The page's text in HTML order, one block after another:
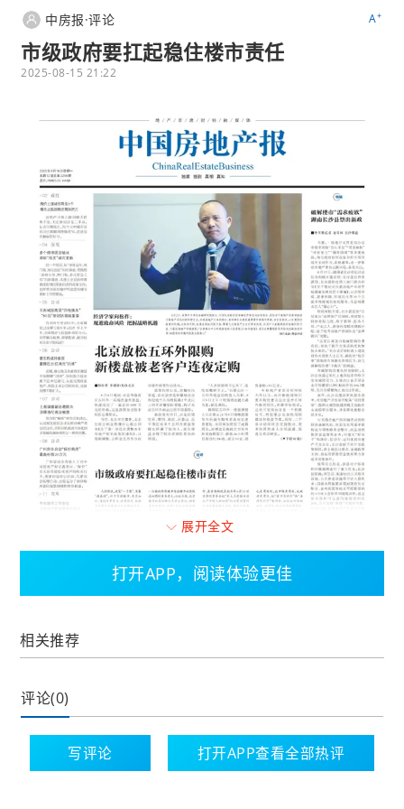
中房报·评论 A+
市级政府要扛起稳住楼市责任
2025-08-15 21:22
人们常说，政策“一子落”，发展“满盘活”。对于当前楼
市，更是如此，通过改革发力、政策给力，把楼市消
展开全文
打开APP，阅读体验更佳
相关推荐
评论(0)
写评论 打开APP查看全部热评